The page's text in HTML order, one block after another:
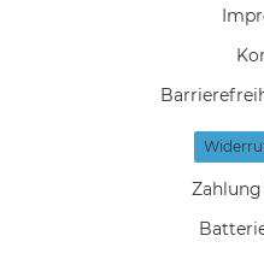
Zahlung